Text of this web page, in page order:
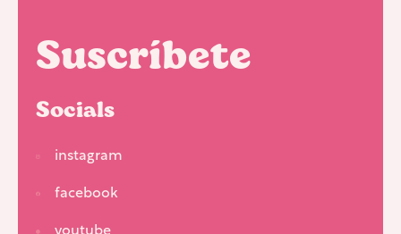
Suscríbete
Socials
instagram
facebook
youtube